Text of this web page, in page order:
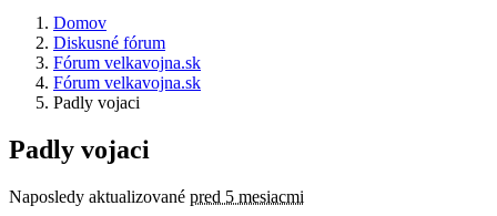
Domov
Diskusné fórum
Fórum velkavojna.sk
Fórum velkavojna.sk
Padly vojaci
Padly vojaci
Naposledy aktualizované pred 5 mesiacmi